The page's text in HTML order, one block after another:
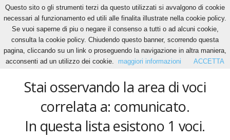
Home Tags Comunicato
comunicato
Stai osservando la area di voci
correlata a: comunicato.
In questa lista esistono 1 voci.
Questo sito o gli strumenti terzi da questo utilizzati si avvalgono di cookie
necessari al funzionamento ed utili alle finalita illustrate nella cookie policy.
Se vuoi saperne di piu o negare il consenso a tutti o ad alcuni cookie,
consulta la cookie policy. Chiudendo questo banner, scorrendo questa
pagina, cliccando su un link o proseguendo la navigazione in altra maniera,
acconsenti ad un utilizzo dei cookie.
maggiori informazioni ACCETTA